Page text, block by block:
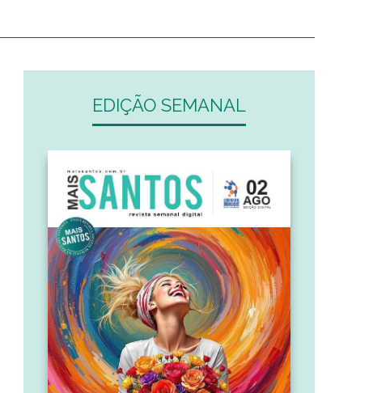
EDIÇÃO SEMANAL